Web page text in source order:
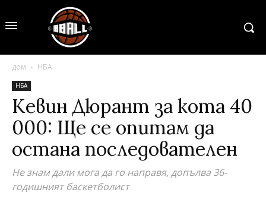
дом НБА
НБА
Кевин Дюрант за кота 40
000: Ще се опитам да
остана последователен
Не знам дали мога да го направя, допълва 36-
годишният баскетболист